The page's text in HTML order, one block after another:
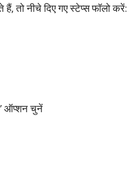
हैं, तो नीचे दिए गए स्टेप्स फॉलो करें:
ऑप्शन चुनें